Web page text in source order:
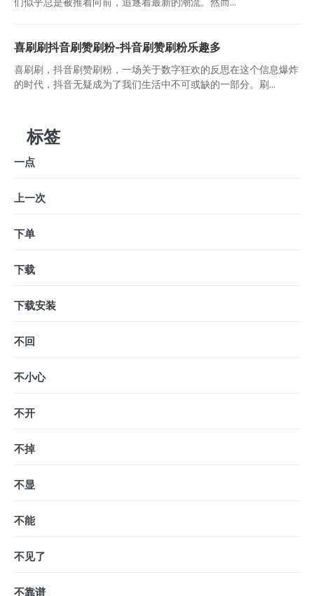
喜刷刷抖音刷赞刷粉-抖音刷赞刷粉乐趣多
喜刷刷，抖音刷赞刷粉，一场关于数字狂欢的反思在这个信息爆炸
的时代，抖音无疑成为了我们生活中不可或缺的一部分。刷...
标签
一点
上一次
下单
下载
下载安装
不回
不小心
不开
不掉
不显
不能
不见了
不靠谱